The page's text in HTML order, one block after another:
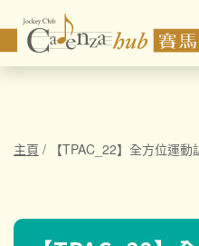
主頁 / 【TPAC_22】全方位運動